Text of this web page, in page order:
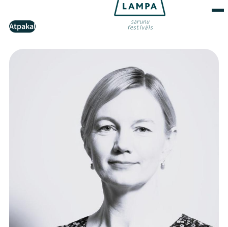
Atpakaļ